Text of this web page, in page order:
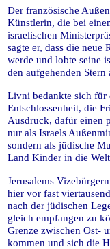
Der französische
Künstlerin, die bei
israelischen
sagte er, dass die
werde und lobte seine
den aufgehenden
Livni bedankte sich für
Entschlossenheit, die
Ausdruck, dafür einen
nur als Israels
sondern als jüdische
Land Kinder in die
Jerusalems
hier vor fast
nach der jüdischen
gleich empfangen zu
Grenze zwischen Ost-
kommen und sich die